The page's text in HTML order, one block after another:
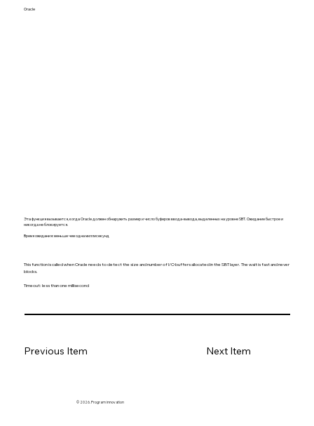
Oracle
Эта функция вызывается, когда Oracle должен обнаружить размер и число буферов ввода-вывода, выделенных на уровне SBT. Ожидание быстрое и
никогда не блокируется.
Время ожидания: меньше чем одна миллисекунд
This function is called when Oracle needs to detect the size and number of I/O buffers allocated in the SBT layer. The wait is fast and never
blocks.
Timeout: less than one millisecond
Previous Item Next Item
© 2026. Program innovation